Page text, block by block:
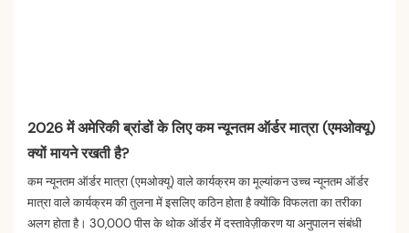
2026 में अमेरिकी ब्रांडों के लिए कम न्यूनतम ऑर्डर मात्रा (एमओक्यू)
क्यों मायने रखती है?
कम न्यूनतम ऑर्डर मात्रा (एमओक्यू) वाले कार्यक्रम का मूल्यांकन उच्च न्यूनतम ऑर्डर
मात्रा वाले कार्यक्रम की तुलना में इसलिए कठिन होता है क्योंकि विफलता का तरीका
अलग होता है। 30,000 पीस के थोक ऑर्डर में दस्तावेज़ीकरण या अनुपालन संबंधी